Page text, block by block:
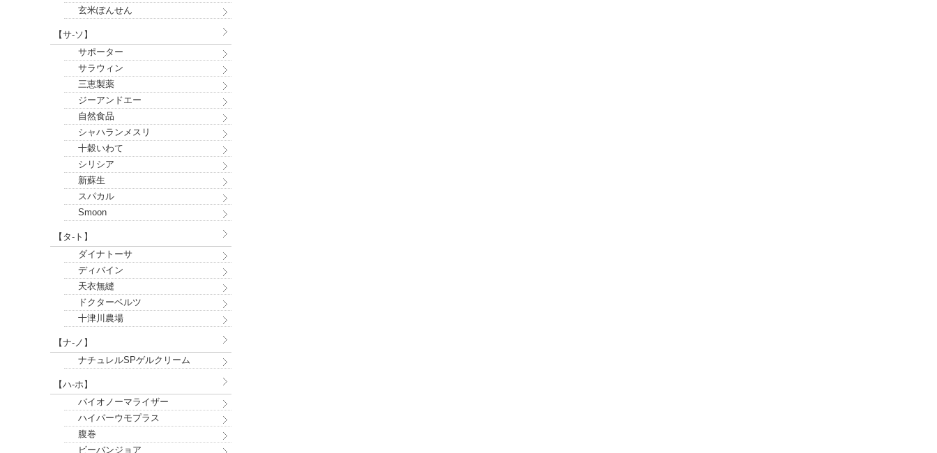
玄米ぽんせん
【サ-ソ】
サポーター
サラウィン
三恵製薬
ジーアンドエー
自然食品
シャハランメスリ
十穀いわて
シリシア
新蘇生
スパカル
Smoon
【タ-ト】
ダイナトーサ
ディバイン
天衣無縫
ドクターベルツ
十津川農場
【ナ-ノ】
ナチュレルSPゲルクリーム
【ハ-ホ】
バイオノーマライザー
ハイパーウモプラス
腹巻
ビーバンジョア